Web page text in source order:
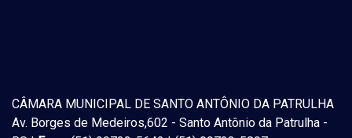
CÂMARA MUNICIPAL DE SANTO ANTÔNIO DA PATRULHA
Av. Borges de Medeiros,602 - Santo Antônio da Patrulha -